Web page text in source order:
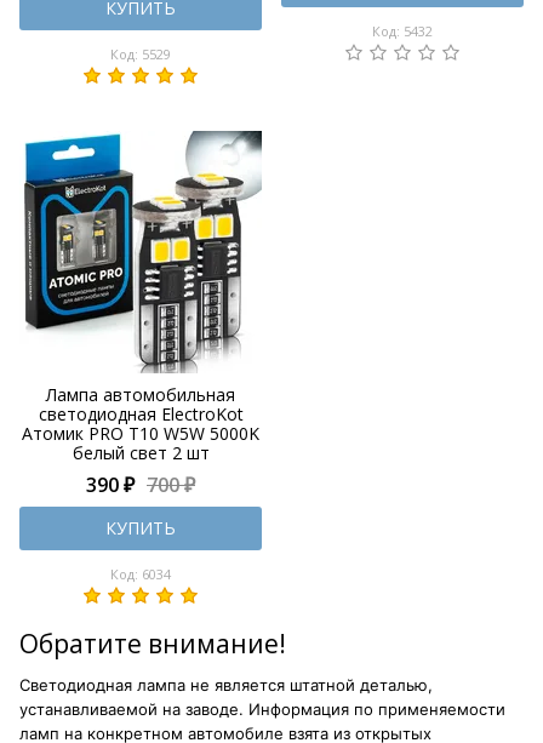
КУПИТЬ
Код: 5529
Код: 5432
Лампа автомобильная
светодиодная ElectroKot
Атомик PRO T10 W5W 5000K
белый свет 2 шт
390 ₽ 700 ₽
КУПИТЬ
Код: 6034
Обратите внимание!
Светодиодная лампа не является штатной деталью,
устанавливаемой на заводе. Информация по применяемости
ламп на конкретном автомобиле взята из открытых